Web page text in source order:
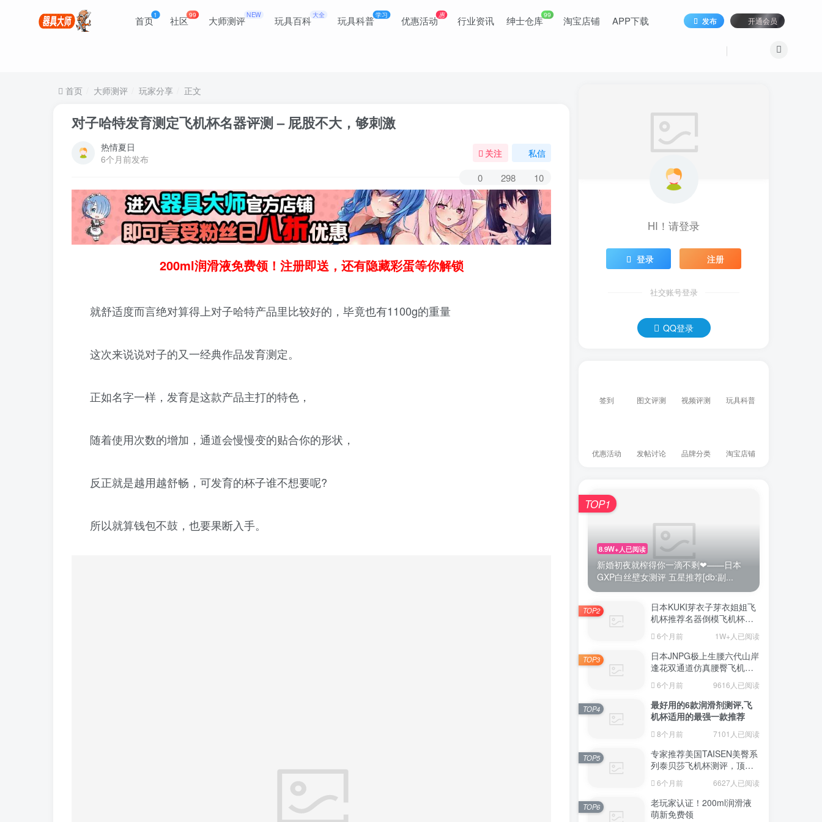
首页1 社区99 大师测评NEW 玩具百科 大全 玩具科普学习 优惠活动惠 行业资讯 绅士仓库99 淘宝店铺 APP下载 发布 开通会员
首页 大师测评 玩家分享 正文
对子哈特发育测定飞机杯名器评测 – 屁股不大，够刺激
热情夏日
6个月前发布
关注 私信
0 298 10
200ml润滑液免费领！注册即送，还有隐藏彩蛋等你解锁
就舒适度而言绝对算得上对子哈特产品里比较好的，毕竟也有1100g的重量
这次来说说对子的又一经典作品发育测定。
正如名字一样，发育是这款产品主打的特色，
随着使用次数的增加，通道会慢慢变的贴合你的形状，
反正就是越用越舒畅，可发育的杯子谁不想要呢?
所以就算钱包不鼓，也要果断入手。
HI！请登录
登录 注册
社交账号登录
QQ登录
签到 图文评测 视频评测 玩具科普
优惠活动 发帖讨论 品牌分类 淘宝店铺
8.9W+人已阅读
新婚初夜就榨得你一滴不剩❤——日本
GXP白丝壁女测评 五星推荐[db:副...
TOP1
日本KUKI芽衣子芽衣姐姐飞
机杯推荐名器倒模飞机杯测
6个月前 1W+人已阅读
TOP2
日本JNPG极上生腰六代山岸
逢花双通道仿真腰臀飞机杯
致真实感的资深玩家
6个月前 9616人已阅读
TOP3
最好用的6款润滑剂测评,飞
机杯适用的最强一款推荐
8个月前 7101人已阅读
TOP4
专家推荐美国TAISEN美臀系
列泰贝莎飞机杯测评，顶级
品质带来极致享受!
6个月前 6627人已阅读
TOP5
老玩家认证！200ml润滑液
萌新免费领
TOP6